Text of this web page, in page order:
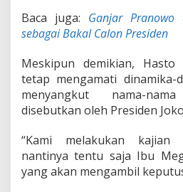
d
a
K
a
w
n
k
s
a
Baca juga: Ganjar
sebagai Bakal Calon Presiden
Meskipun demikian, Hasto
tetap mengamati dinamika-
menyangkut nama-
disebutkan oleh Presiden
“Kami melakukan kajian
nantinya tentu saja Ibu
yang akan mengambil